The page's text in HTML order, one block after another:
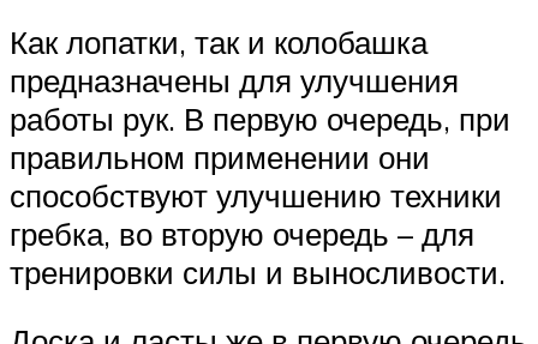
Как лопатки, так и колобашка
предназначены для улучшения
работы рук. В первую очередь, при
правильном применении они
способствуют улучшению техники
гребка, во вторую очередь – для
тренировки силы и выносливости.